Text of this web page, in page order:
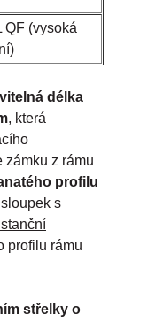
QF (vysoká
délka
, která
zámku z rámu
profilu
s
profilu rámu
střelky o